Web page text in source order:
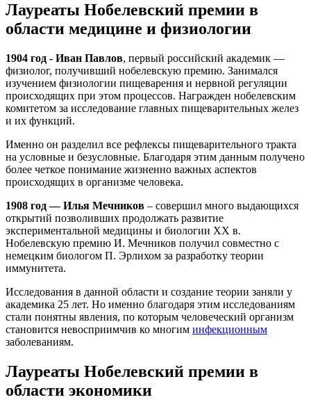
Лауреаты Нобелевский премии в
области медицине и физиологии
1904 год ‐ Иван Павлов, первый российский академик —
физиолог, получивший нобелевскую премию. Занимался
изучением физиологии пищеварения и нервной регуляции
происходящих при этом процессов. Награжден нобелевским
комитетом за исследование главных пищеварительных желез
и их функций.
Именно он разделил все рефлексы пищеварительного тракта
на условные и безусловные. Благодаря этим данным получено
более четкое понимание жизненно важных аспектов
происходящих в организме человека.
1908 год — Илья Мечников – совершил много выдающихся
открытий позволивших продолжать развитие
экспериментальной медицины и биологии ХХ в.
Нобелевскую премию И. Мечников получил совместно с
немецким биологом П. Эрлихом за разработку теории
иммунитета.
Исследования в данной области и создание теории заняли у
академика 25 лет. Но именно благодаря этим исследованиям
стали понятны явления, по которым человеческий организм
становится невосприимчив ко многим инфекционным
заболеваниям.
Лауреаты Нобелевский премии в
области экономики